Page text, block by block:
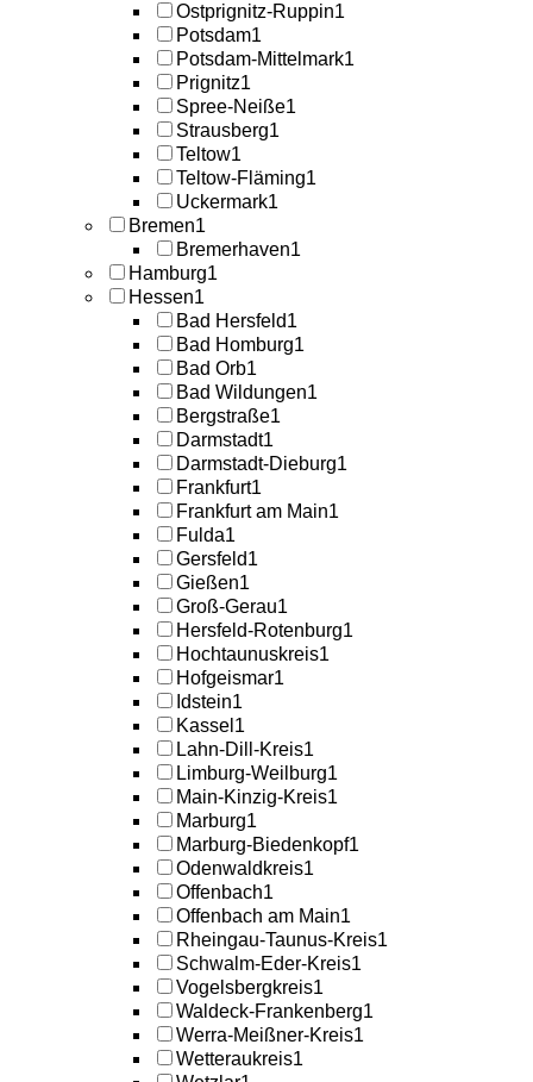
Ostprignitz-Ruppin1
Potsdam1
Potsdam-Mittelmark1
Prignitz1
Spree-Neiße1
Strausberg1
Teltow1
Teltow-Fläming1
Uckermark1
Bremen1
Bremerhaven1
Hamburg1
Hessen1
Bad Hersfeld1
Bad Homburg1
Bad Orb1
Bad Wildungen1
Bergstraße1
Darmstadt1
Darmstadt-Dieburg1
Frankfurt1
Frankfurt am Main1
Fulda1
Gersfeld1
Gießen1
Groß-Gerau1
Hersfeld-Rotenburg1
Hochtaunuskreis1
Hofgeismar1
Idstein1
Kassel 1
Lahn-Dill-Kreis1
Limburg-Weilburg1
Main-Kinzig-Kreis1
Marburg1
Marburg-Biedenkopf1
Odenwaldkreis1
Offenbach1
Offenbach am Main1
Rheingau-Taunus-Kreis1
Schwalm-Eder-Kreis1
Vogelsbergkreis1
Waldeck-Frankenberg1
Werra-Meißner-Kreis1
Wetteraukreis1